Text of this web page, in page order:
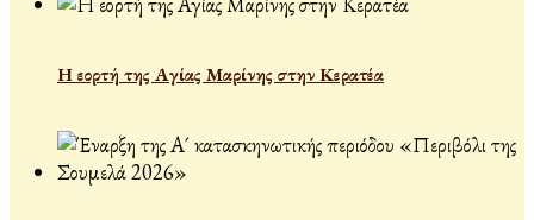
Η εορτή της Αγίας Μαρίνης στην Κερατέα